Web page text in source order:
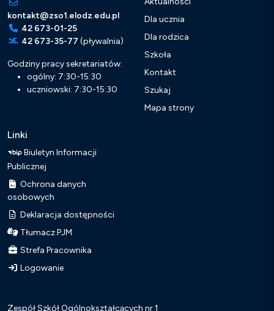
kontakt@zso1.elodz.edu.pl
42 673-01-25
42 673-35-77 (pływalnia)
Godziny pracy sekretariatów:
ogólny: 7:30-15:30
uczniowski: 7:30-15:30
Dla ucznia
Dla rodzica
Szkoła
Kontakt
Szukaj
Mapa strony
Linki
Biuletyn Informacji
Publicznej
Ochrona danych
osobowych
Deklaracja dostępności
Tłumacz PJM
Strefa Pracownika
Logowanie
Zespół Szkół Ogólnokształcących nr 1